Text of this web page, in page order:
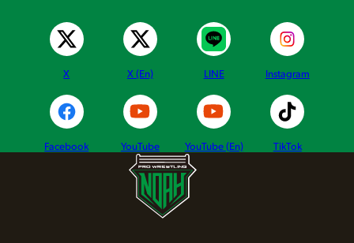
X X (En) LINE Instagram
Facebook YouTube YouTube (En) TikTok